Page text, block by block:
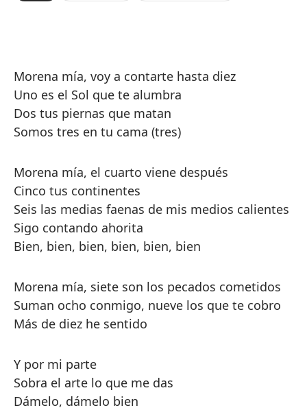
Morena mía, voy a contarte hasta diez
Uno es el Sol que te alumbra
Dos tus piernas que matan
Somos tres en tu cama (tres)
Morena mía, el cuarto viene después
Cinco tus continentes
Seis las medias faenas de mis medios calientes
Sigo contando ahorita
Bien, bien, bien, bien, bien, bien
Morena mía, siete son los pecados cometidos
Suman ocho conmigo, nueve los que te cobro
Más de diez he sentido
Y por mi parte
Sobra el arte lo que me das
Dámelo, dámelo bien